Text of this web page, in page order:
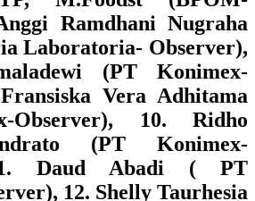
Ramdhani Nugraha
Laboratoria- Observer),
(PT Konimex-
Vera Adhitama
Observer), 10. Ridho
(PT Konimex-
Daud Abadi ( PT
12. Shelly Taurhesia